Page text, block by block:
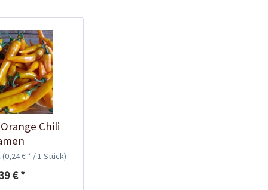
Chili
(0,24 € * / 1 Stück)
€ *